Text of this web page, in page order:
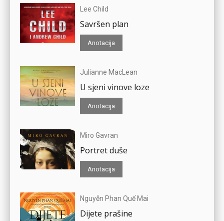
Lee Child
Savršen plan
Anotacija
Julianne MacLean
U sjeni vinove loze
Anotacija
Miro Gavran
Portret duše
Anotacija
Nguyễn Phan Quế Mai
Dijete prašine